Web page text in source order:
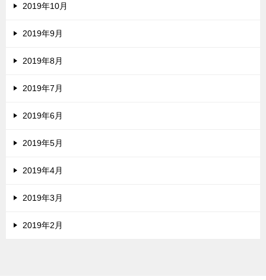
2019年10月
2019年9月
2019年8月
2019年7月
2019年6月
2019年5月
2019年4月
2019年3月
2019年2月